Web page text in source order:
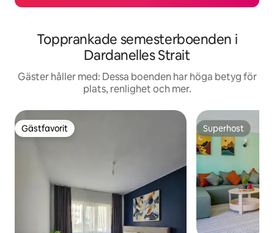
Topprankade semesterboenden i
Dardanelles Strait
Gäster håller med: Dessa boenden har höga betyg för
plats, renlighet och mer.
Gästfavorit
Gästfavorit Superhost
Superhost